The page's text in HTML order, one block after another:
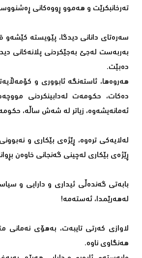
تەرخانبکرێت و هەموو ڕووەکانی
سەرەتای دانانی دیدگا، پێویستە کێشەو
بەربەست لەجێ بەجێکردنی پلانەکانی
دەبێت.
هەروەها، ئاستەنگە ئابووری و
دەکات، حکومەت لەدابینکردنی
ئەمانەیشەوە، زیاتر لە شەش ساڵە، حکومەتی
لەلایەکی ترەوە، ڕێژەی بێکاری و
ڕێژەی بێکاری لەچینی گەنجانی خاوەن
بابەتی گەندەڵی ئیداری و دارایی و
لەهەرێمدا، ئەستەمە!
لاوازی کەرتی تایبەت، بەهۆی نەمانی
هەنگاوی ناوە.